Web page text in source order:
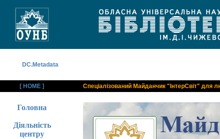
DC.Metadata
[ HOME ] Спеціалізований Майданчик "ІнтерСвіт" для
Головна
Діяльність
центру